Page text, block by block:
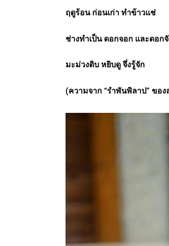
ฤดูร้อน ก่อนเก่า ทำข้าวแ
ช่างทำเป็น ดอกจอก และด
มะม่วงดิบ หยิบดู จึ่งรู้จัก ช่
(ความจาก “รำพันพิลาป” ขอ